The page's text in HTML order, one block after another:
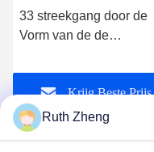
33 streekgang door de
Vorm van de de
Metaaldetector met 355
Niveausgevoeligheid
Krijg Beste Prijs
Ruth Zheng